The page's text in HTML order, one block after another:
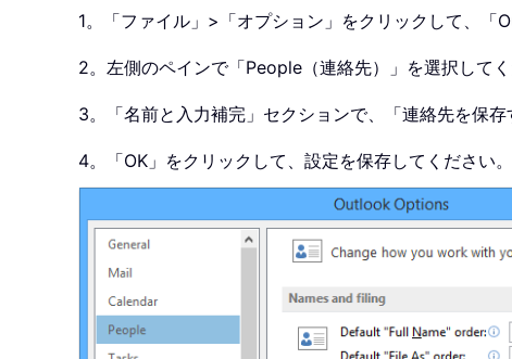
1。「ファイル」>「オプション」をクリックして、「
2。左側のペインで「People（連絡先）」を選択してく
3。「名前と入力補完」セクションで、「連絡先を保
4。「OK」をクリックして、設定を保存してください。